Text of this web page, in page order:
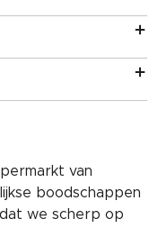
van
boodschappen
we scherp op